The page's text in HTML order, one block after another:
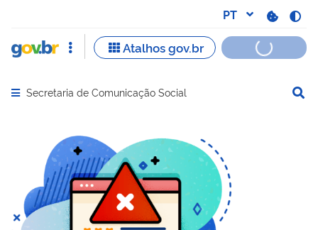
Abrir menu principal de navegação
Secretaria de Comunicação Social